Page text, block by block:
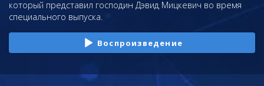
который представил господин Дэвид Мицкевич во время
специального выпуска.
Воспроизведение